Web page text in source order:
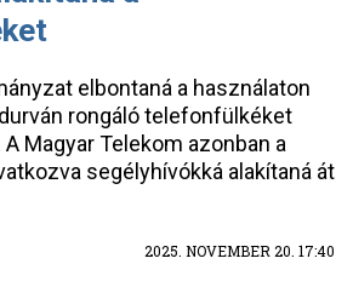
elbontaná a használaton
rongáló telefonfülkéket
Magyar Telekom azonban a
segélyhívókká alakítaná át
2025. NOVEMBER 20. 17:40